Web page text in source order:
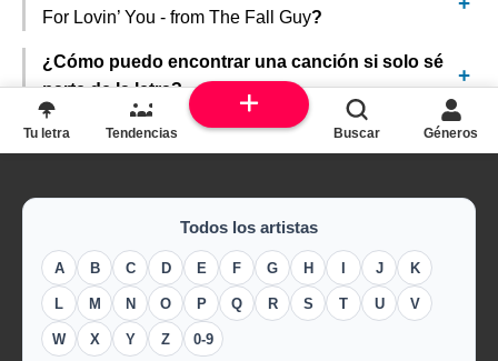
For Lovin’ You - from The Fall Guy?
¿Cómo puedo encontrar una canción si solo sé
parte de la letra?
Todos los artistas
A B C D E F G H J K
L M N O P Q R S T U V
W X Y Z 0-9
Tu letra Tendencias Buscar Géneros